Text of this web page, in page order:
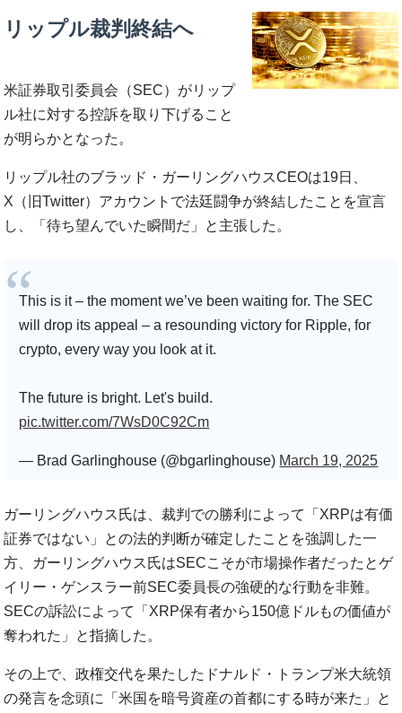
リップル裁判終結へ
米証券取引委員会（SEC）がリップ
ル社に対する控訴を取り下げること
が明らかとなった。
リップル社のブラッド・ガーリングハウスCEOは19日、
X（旧Twitter）アカウントで法廷闘争が終結したことを宣言
し、「待ち望んでいた瞬間だ」と主張した。
This is it – the moment we’ve been waiting for. The SEC
will drop its appeal – a resounding victory for Ripple, for
crypto, every way you look at it.
The future is bright. Let's build.
pic.twitter.com/7WsD0C92Cm
— Brad Garlinghouse (@bgarlinghouse) March 19, 2025
ガーリングハウス氏は、裁判での勝利によって「XRPは有価
証券ではない」との法的判断が確定したことを強調した一
方、ガーリングハウス氏はSECこそが市場操作者だったとゲ
イリー・ゲンスラー前SEC委員長の強硬的な行動を非難。
SECの訴訟によって「XRP保有者から150億ドルもの価値が
奪われた」と指摘した。
その上で、政権交代を果たしたドナルド・トランプ米大統領
の発言を念頭に「米国を暗号資産の首都にする時が来た」と